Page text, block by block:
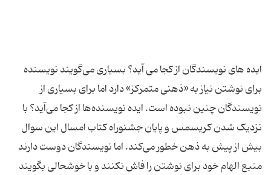
ایده های نویسندگان از کجا می آید؟ بسیاری می‌گویند نویسنده
برای نوشتن نیاز به «ذهنی متمرکز» دارد اما برای بسیاری از
نویسندگان چنین نبوده است. ایده نویسنده‌ها از کجا می‌آید؟ با
نزدیک شدن کریسمس و پایان جشنوراه کتاب امسال این سوال
بیش از پیش به ذهن خطور می‌کند. اما نویسندگان دوست دارند
منبع الهام خود برای نوشتن را فاش نکنند و با خوشحالی بگویند